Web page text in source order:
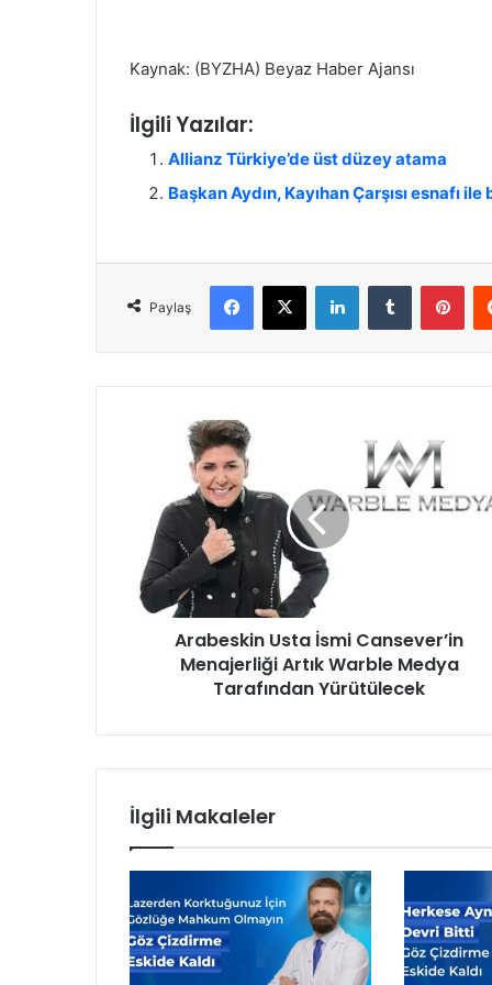
Kaynak: (BYZHA) Beyaz Haber Ajansı
İlgili Yazılar:
Allianz Türkiye’de üst düzey atama
Başkan Aydın, Kayıhan Çarşısı esnafı
Paylaş
İ
C
a
n
e
v
e
Arabeskin Usta İsmi Cansever’in
Menajerliği Artık Warble Medya
Tarafından Yürütülecek
İlgili Makaleler